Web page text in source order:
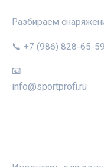
Разбираем
📞 +7 (986) 828-65-59
📧
info@sportprofi.ru